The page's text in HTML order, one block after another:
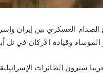
العسكري بين إيران
وقيادة الأركان في تل
سترون الطائرات